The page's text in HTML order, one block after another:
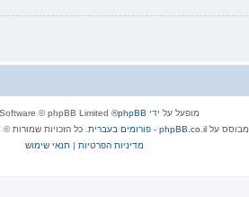
מופעל על ידי phpBB
® Forum Software © phpBB Limited
מבוסס עלphpBB.co.il - פורומים בעברית
. כל הזכויות שמורות © 2017 - phpBB.co.il.
מדיניות הפרטיות | תנאי שימוש